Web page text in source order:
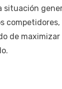
situación
de maximizar